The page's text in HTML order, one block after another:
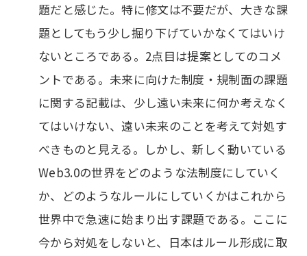
題だと感じた。特に修文は不要だが、大きな課
題としてもう少し掘り下げていかなくてはいけ
ないところである。2点目は提案としてのコメ
ントである。未来に向けた制度・規制面の課題
に関する記載は、少し遠い未来に何か考えなく
てはいけない、遠い未来のことを考えて対処す
べきものと見える。しかし、新しく動いている
Web3.0の世界をどのような法制度にしていく
か、どのようなルールにしていくかはこれから
世界中で急速に始まり出す課題である。ここに
今から対処をしないと、日本はルール形成に取